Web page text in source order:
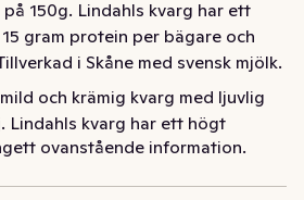
150g. Lindahls kvarg har ett
gram protein per bägare och
i Skåne med svensk mjölk.
och krämig kvarg med ljuvlig
Lindahls kvarg har ett högt
och innehåller inget tillsatt
ovanstående information.